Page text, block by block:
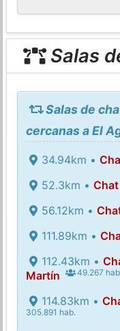
Salas
Salas de
cercanas a El
34.94km •
52.3km •
56.12km •
111.89km •
112.43km •
Martín
49.267
114.83km •
305.891 hab.